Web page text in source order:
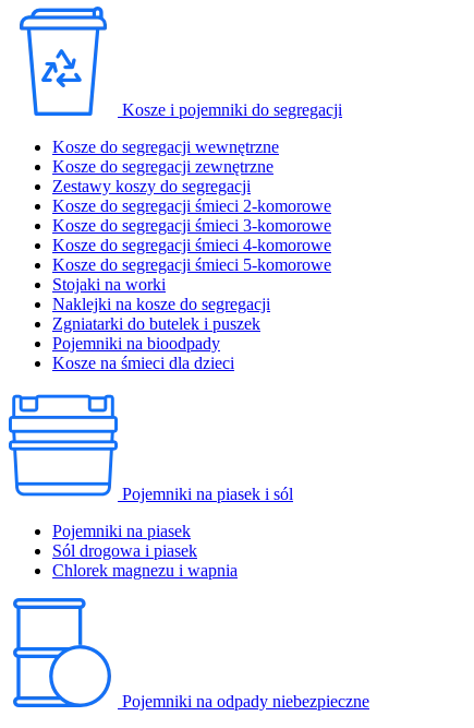
Kosze i pojemniki do segregacji
Kosze do segregacji wewnętrzne
Kosze do segregacji zewnętrzne
Zestawy koszy do segregacji
Kosze do segregacji śmieci 2-komorowe
Kosze do segregacji śmieci 3-komorowe
Kosze do segregacji śmieci 4-komorowe
Kosze do segregacji śmieci 5-komorowe
Stojaki na worki
Naklejki na kosze do segregacji
Zgniatarki do butelek i puszek
Pojemniki na bioodpady
Kosze na śmieci dla dzieci
Pojemniki na piasek i sól
Pojemniki na piasek
Sól drogowa i piasek
Chlorek magnezu i wapnia
Pojemniki na odpady niebezpieczne